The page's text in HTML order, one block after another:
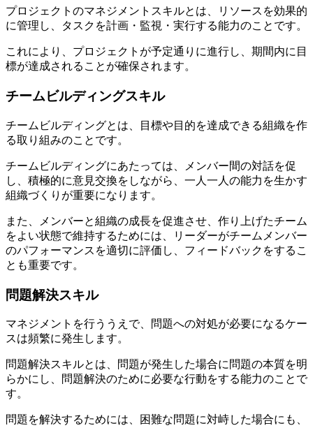
プロジェクトのマネジメントスキルとは、リソースを効果的
に管理し、タスクを計画・監視・実行する能力のことです。
これにより、プロジェクトが予定通りに進行し、期間内に目
標が達成されることが確保されます。
チームビルディングスキル
チームビルディングとは、目標や目的を達成できる組織を作
る取り組みのことです。
チームビルディングにあたっては、メンバー間の対話を促
し、積極的に意見交換をしながら、一人一人の能力を生かす
組織づくりが重要になります。
また、メンバーと組織の成長を促進させ、作り上げたチーム
をよい状態で維持するためには、リーダーがチームメンバー
のパフォーマンスを適切に評価し、フィードバックをするこ
とも重要です。
問題解決スキル
マネジメントを行ううえで、問題への対処が必要になるケー
スは頻繁に発生します。
問題解決スキルとは、問題が発生した場合に問題の本質を明
らかにし、問題解決のために必要な行動をする能力のことで
す。
問題を解決するためには、困難な問題に対峙した場合にも、